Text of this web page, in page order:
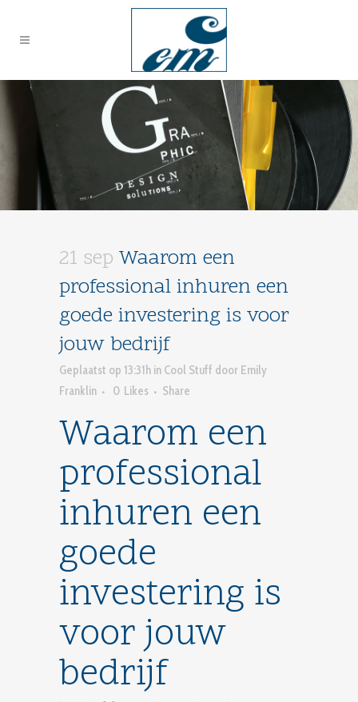
21 sep Waarom een
professional inhuren een
goede investering is voor
jouw bedrijf
Geplaatst op 13:31h in Cool Stuff door Emily
Franklin
0 Likes Share
Waarom een
professional
inhuren een
goede
investering is
voor jouw
bedrijf